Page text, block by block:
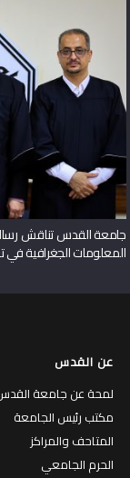
جامعة القدس تناقش
المعلومات الجغرافية في
عن القدس
لمحة عن جامعة
مكتب رئيس الجامعة
المتاحف والمراكز
الحرم الجامعي